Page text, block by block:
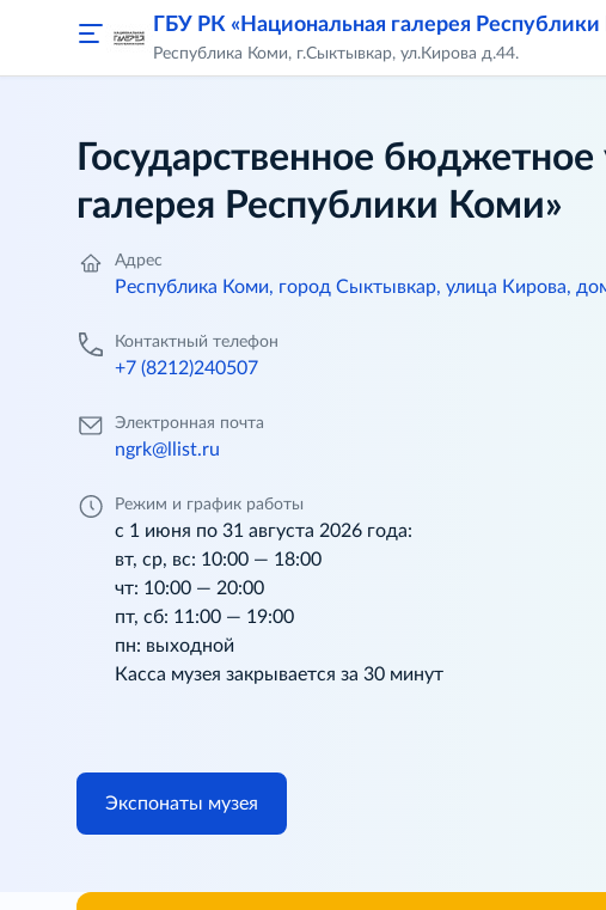
ГБУ РК «Национальная галерея
Республика Коми, г.Сыктывкар, ул.Кирова д.44.
Государственное
галерея Республики Коми»
Адрес
Республика Коми, город Сыктывкар, улица Кирова,
Контактный телефон
+7 (8212)240507
Электронная почта
ngrk@llist.ru
Режим и график работы
с 1 июня по 31 августа 2026 года:
вт, ср, вс: 10:00 — 18:00
чт: 10:00 — 20:00
пт, сб: 11:00 — 19:00
пн: выходной
Касса музея закрывается за 30 минут
Экспонаты музея